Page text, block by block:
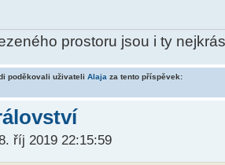
prostoru jsou i ty
poděkovali uživateli Alaja za tento příspěvek:
říj 2019 22:15:59